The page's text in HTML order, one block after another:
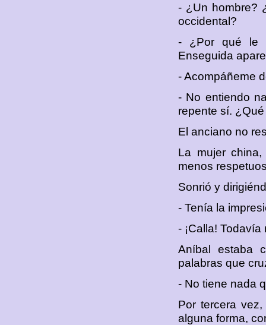
- ¿Un hombre?
occidental?
- ¿Por qué le
Enseguida
- Acompáñeme
- No entiendo
repente sí.
El anciano no
La mujer
menos
Sonrió y
- Tenía la
- ¡Calla!
Aníbal estaba
palabras que
- No tiene nada
Por tercera
alguna forma,